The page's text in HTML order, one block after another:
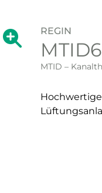
Zeige große Version
Zeige
REGIN
MTID –